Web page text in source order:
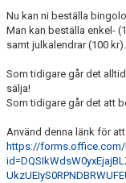
TRUPPEN
BILDGALLERI
DOKUMENT
KONTAKT
GÄSTBOK
Nu kan ni beställa
Man kan beställa enkel-
samt julkalendrar (100 kr).
Som tidigare går det
sälja!
Som tidigare går det att
Använd denna länk för
https://forms.office.com/